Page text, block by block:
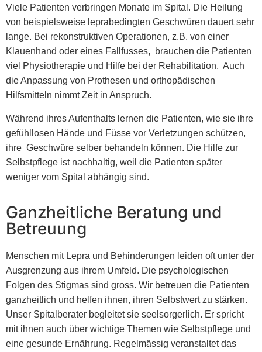
Viele Patienten verbringen Monate im Spital. Die Heilung
von beispielsweise leprabedingten Geschwüren dauert sehr
lange. Bei rekonstruktiven Operationen, z.B. von einer
Klauenhand oder eines Fallfusses, brauchen die Patienten
viel Physiotherapie und Hilfe bei der Rehabilitation. Auch
die Anpassung von Prothesen und orthopädischen
Hilfsmitteln nimmt Zeit in Anspruch.
Während ihres Aufenthalts lernen die Patienten, wie sie ihre
gefühllosen Hände und Füsse vor Verletzungen schützen,
ihre Geschwüre selber behandeln können. Die Hilfe zur
Selbstpflege ist nachhaltig, weil die Patienten später
weniger vom Spital abhängig sind.
Ganzheitliche Beratung und
Betreuung
Menschen mit Lepra und Behinderungen leiden oft unter der
Ausgrenzung aus ihrem Umfeld. Die psychologischen
Folgen des Stigmas sind gross. Wir betreuen die Patienten
ganzheitlich und helfen ihnen, ihren Selbstwert zu stärken.
Unser Spitalberater begleitet sie seelsorgerlich. Er spricht
mit ihnen auch über wichtige Themen wie Selbstpflege und
eine gesunde Ernährung. Regelmässig veranstaltet das